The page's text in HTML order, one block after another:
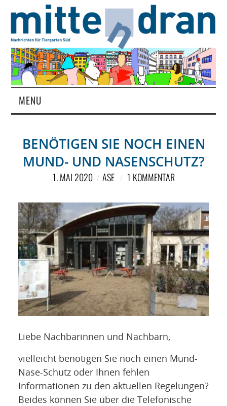
MENU
MAGAZIN
ÜBER UNS
RUBRIKEN
NETZWERK
SPONSORING
KONTAKT
BENÖTIGEN SIE NOCH EINEN
MUND- UND NASENSCHUTZ?
1. MAI 2020 ASE 1 KOMMENTAR
Liebe Nachbarinnen und Nachbarn,
vielleicht benötigen Sie noch einen Mund-
Nase-Schutz oder Ihnen fehlen
Informationen zu den aktuellen Regelungen?
Beides können Sie über die Telefonische